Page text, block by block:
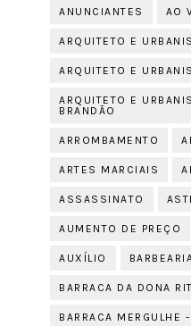
ANUNCIANTES AO
ARQUITETO E
ARQUITETO E
ARQUITETO E
BRANDÃO
ARROMBAMENTO
ARTES MARCIAIS
ASSASSINATO
AUMENTO DE PREÇO
AUXÍLIO
BARRACA DA DONA
BARRACA MERGULHE